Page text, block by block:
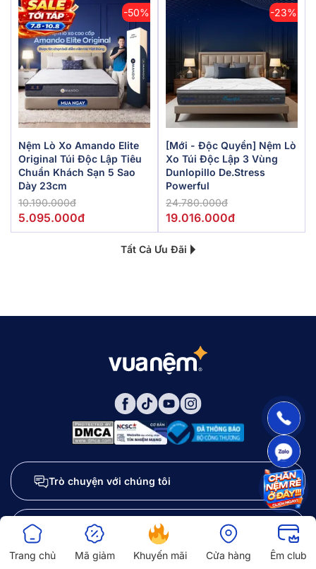
-50%
Nệm Lò Xo Amando Elite
Original Túi Độc Lập Tiêu
Chuẩn Khách Sạn 5 Sao
Dày 23cm
10.190.000đ
5.095.000đ
-23%
[Mới - Độc Quyền] Nệm Lò
Xo Túi Độc Lập 3 Vùng
Dunlopillo De.Stress
Powerful
24.780.000đ
19.016.000đ
Tất Cả Ưu Đãi
Trang chủ Mã giảm Khuyến mãi Cửa hàng Êm club
Trò chuyện với chúng tôi
Hotline mua hàng: 1800 2092